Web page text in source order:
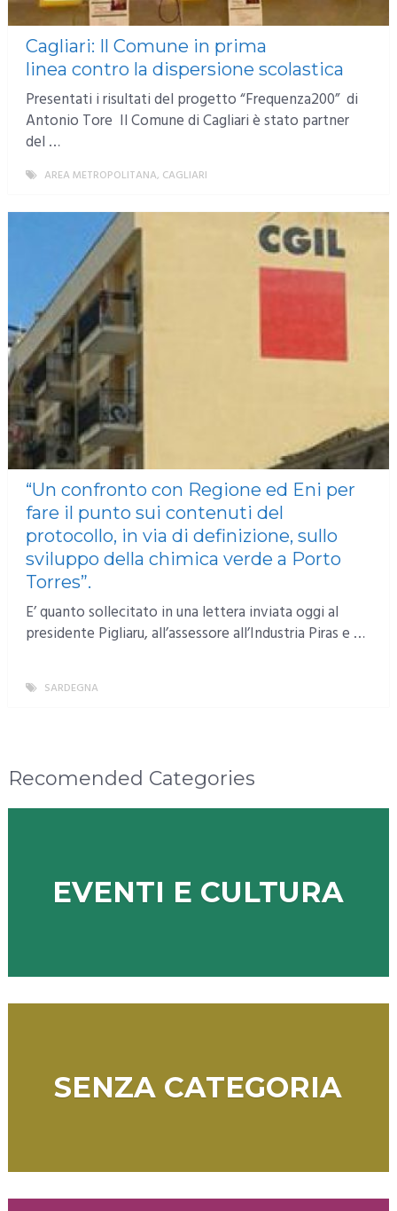
Cagliari: Il Comune in prima
linea contro la dispersione scolastica
Presentati i risultati del progetto “Frequenza200” di
Antonio Tore Il Comune di Cagliari è stato partner
del …
AREA METROPOLITANA, CAGLIARI
“Un confronto con Regione ed Eni per
fare il punto sui contenuti del
protocollo, in via di definizione, sullo
sviluppo della chimica verde a Porto
Torres”.
E’ quanto sollecitato in una lettera inviata oggi al
presidente Pigliaru, all’assessore all’Industria Piras e …
SARDEGNA
Recomended Categories
EVENTI E CULTURA
SENZA CATEGORIA